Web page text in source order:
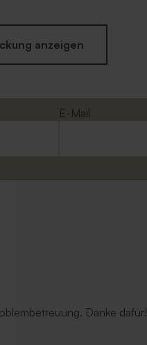
anzeigen
E-Mail
Danke dafür!